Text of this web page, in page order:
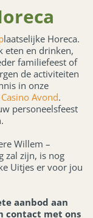
laatselijke Horeca.
eten en drinken,
familiefeest of
de activiteiten
in onze
Casino Avond.
personeelsfeest
Willem –
zal zijn, is nog
Uitjes er voor jou
aanbod aan
contact met ons